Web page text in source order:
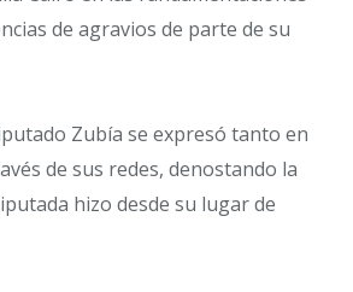
de agravios de parte de su
Zubía se expresó tanto en
de sus redes, denostando la
hizo desde su lugar de